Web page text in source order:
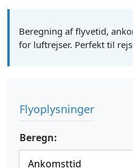
Beregning af flyvetid,
for luftrejser. Perfekt til
Flyoplysninger
Beregn: